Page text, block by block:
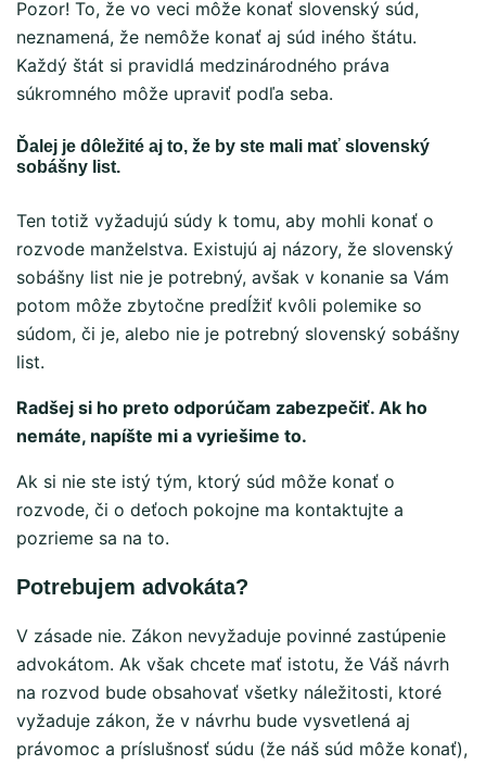
Pozor! To, že vo veci môže konať slovenský súd,
neznamená, že nemôže konať aj súd iného štátu.
Každý štát si pravidlá medzinárodného práva
súkromného môže upraviť podľa seba.
Ďalej je dôležité aj to, že by ste mali mať slovenský
sobášny list.
Ten totiž vyžadujú súdy k tomu, aby mohli konať o
rozvode manželstva. Existujú aj názory, že slovenský
sobášny list nie je potrebný, avšak v konanie sa Vám
potom môže zbytočne predĺžiť kvôli polemike so
súdom, či je, alebo nie je potrebný slovenský sobášny
list.
Radšej si ho preto odporúčam zabezpečiť. Ak ho
nemáte, napíšte mi a vyriešime to.
Ak si nie ste istý tým, ktorý súd môže konať o
rozvode, či o deťoch pokojne ma kontaktujte a
pozrieme sa na to.
Potrebujem advokáta?
V zásade nie. Zákon nevyžaduje povinné zastúpenie
advokátom. Ak však chcete mať istotu, že Váš návrh
na rozvod bude obsahovať všetky náležitosti, ktoré
vyžaduje zákon, že v návrhu bude vysvetlená aj
právomoc a príslušnosť súdu (že náš súd môže konať),